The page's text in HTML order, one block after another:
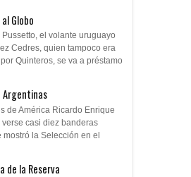
Globo
el volante uruguayo
Cedres, quien tampoco era
Quinteros, se va a préstamo
Argentinas
de América Ricardo Enrique
casi diez banderas
la Selección en el
de la Reserva